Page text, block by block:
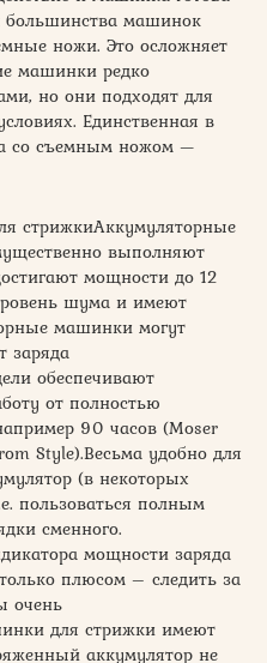
большинства машинок
ножи. Это осложняет
машинки редко
но они подходят для
Единственная в
со съемным ножом —
стрижкиАккумуляторные
выполняют
мощности до 12
шума и имеют
машинки могут
заряда
обеспечивают
от полностью
90 часов (Moser
Style).Весьма удобно для
(в некоторых
пользоваться полным
сменного.
мощности заряда
плюсом – следить за
очень
для стрижки имеют
аккумулятор не